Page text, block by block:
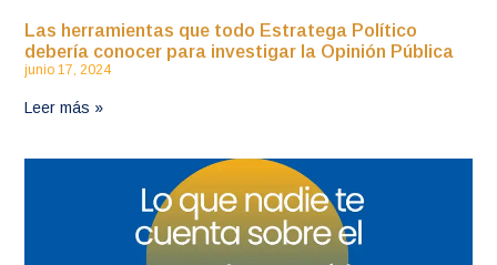
Las herramientas que todo Estratega Político
debería conocer para investigar la Opinión Pública
junio 17, 2024
Leer más »